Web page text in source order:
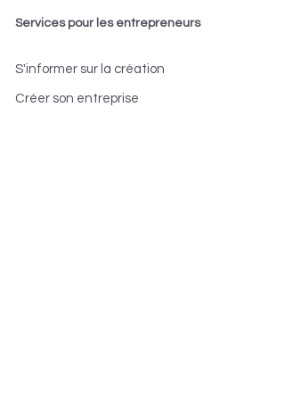
Services pour les entrepreneurs
S'informer sur la création
Créer son entreprise